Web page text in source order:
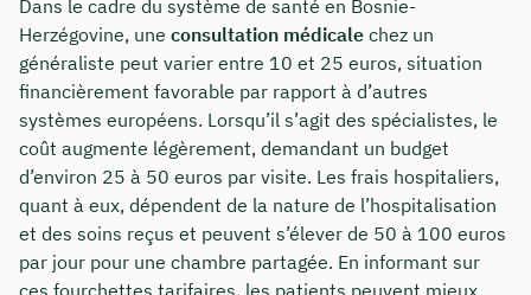
Dans le cadre du système de santé en Bosnie-
Herzégovine, une consultation médicale chez un
généraliste peut varier entre 10 et 25 euros, situation
financièrement favorable par rapport à d’autres
systèmes européens. Lorsqu’il s’agit des spécialistes, le
coût augmente légèrement, demandant un budget
d’environ 25 à 50 euros par visite. Les frais hospitaliers,
quant à eux, dépendent de la nature de l’hospitalisation
et des soins reçus et peuvent s’élever de 50 à 100 euros
par jour pour une chambre partagée. En informant sur